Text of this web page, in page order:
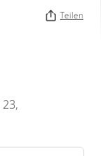
Teilen